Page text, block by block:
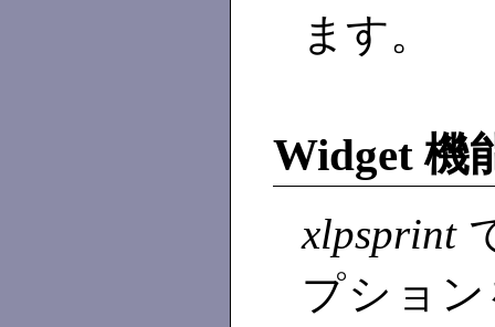
ます。
Widget 機
xlpsprint
プショ